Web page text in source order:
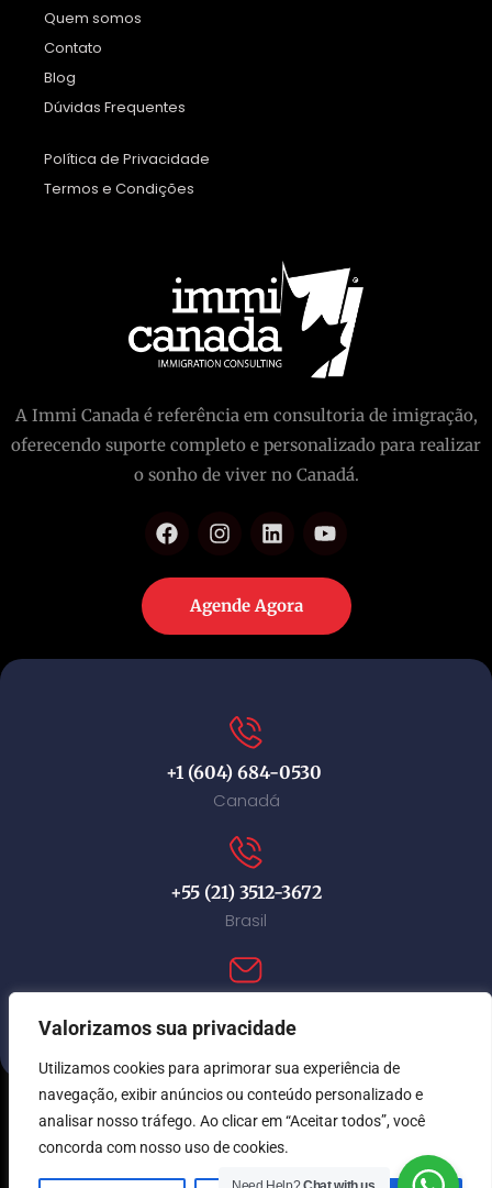
Valorizamos sua privacidade
Utilizamos cookies para aprimorar sua experiência de
navegação, exibir anúncios ou conteúdo personalizado e
analisar nosso tráfego. Ao clicar em “Aceitar todos”, você
concorda com nosso uso de cookies.
Quem somos
Contato
Blog
Dúvidas Frequentes
Política de Privacidade
Termos e Condições
A Immi Canada é referência em consultoria de imigração,
oferecendo suporte completo e personalizado para realizar
o sonho de viver no Canadá.
Agende Agora
+1 (604) 684-0530
Canadá
+55 (21) 3512-3672
Brasil
© Immi Canada 2026. Todos os direitos reservados.